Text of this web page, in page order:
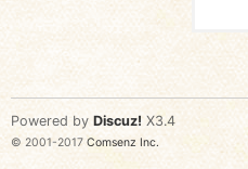
Powered by Discuz! X3.4
© 2001-2017 Comsenz Inc.